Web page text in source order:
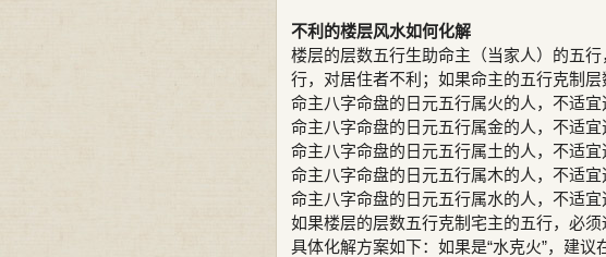
不利的楼层风水如何化解
楼层的层数五行生助命主（当家人）的五
行，对居住者不利；如果命主的五行克制
命主八字命盘的日元五行属火的人，不适宜
命主八字命盘的日元五行属金的人，不适宜
命主八字命盘的日元五行属土的人，不适宜
命主八字命盘的日元五行属木的人，不适宜
命主八字命盘的日元五行属水的人，不适宜
如果楼层的层数五行克制宅主的五行，必
具体化解方案如下：如果是“水克火”，建